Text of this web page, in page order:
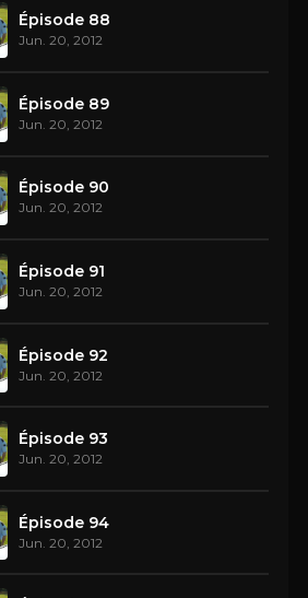
Épisode 88
Jun. 20, 2012
Épisode 89
Jun. 20, 2012
Épisode 90
Jun. 20, 2012
Épisode 91
Jun. 20, 2012
Épisode 92
Jun. 20, 2012
Épisode 93
Jun. 20, 2012
Épisode 94
Jun. 20, 2012